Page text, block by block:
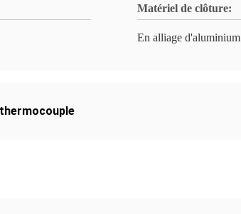
Matériel de clôture:
En alliage d'aluminium